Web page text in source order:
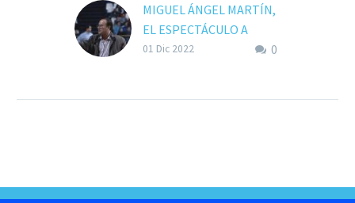
MIGUEL ÁNGEL MARTÍN,
EL ESPECTÁCULO A
ESCENA
0
01 Dic 2022